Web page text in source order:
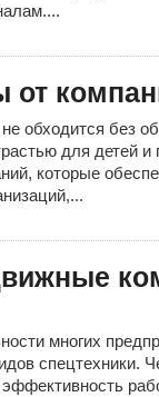
от
обходится без
для детей
которые
многих
спецтехники.